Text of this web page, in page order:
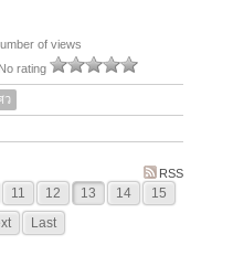
of views
rating
ว
RSS
11 12 13 14
15
Last